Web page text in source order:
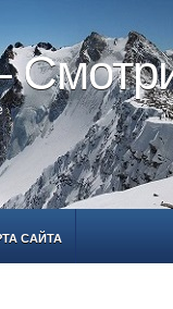
САЙТА